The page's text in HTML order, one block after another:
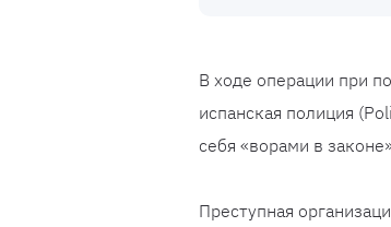
В ходе операции при
испанская полиция
себя «ворами в
Преступная